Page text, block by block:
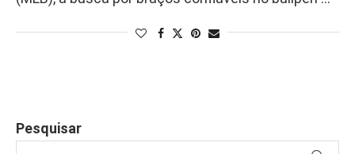
Pesquisar